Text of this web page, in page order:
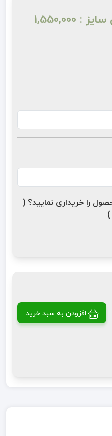
قیمت این سایز : 1,550,000
را خریداری نمایید؟ (
افزودن به سبد خرید